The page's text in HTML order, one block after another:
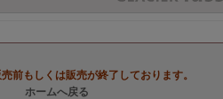
前もしくは販売が終了しております。
ホームへ戻る